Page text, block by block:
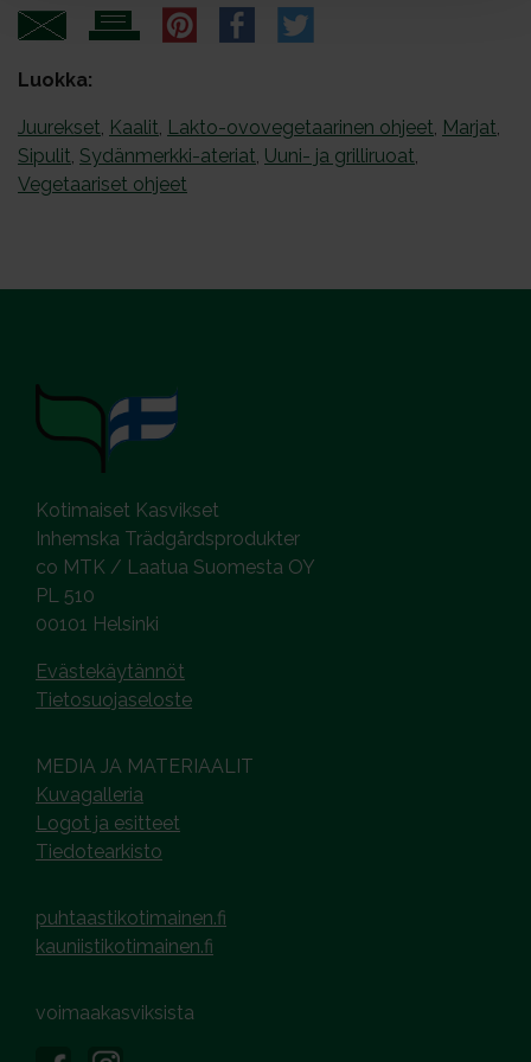
Luokka:
Juurekset, Kaalit, Lakto-ovovegetaarinen ohjeet, Marjat,
Sipulit, Sydänmerkki-ateriat, Uuni- ja grilliruoat,
Vegetaariset ohjeet
Kotimaiset Kasvikset
Inhemska Trädgårdsprodukter
co MTK / Laatua Suomesta OY
PL 510
00101 Helsinki
Evästekäytännöt
Tietosuojaseloste
MEDIA JA MATERIAALIT
Kuvagalleria
Logot ja esitteet
Tiedotearkisto
puhtaastikotimainen.fi
kauniistikotimainen.fi
voimaakasviksista